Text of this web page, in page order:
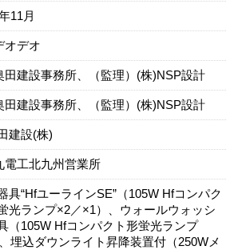
11月
オデオ
田建設事務所、（監理）(株)NSP設計
田建設事務所、（監理）(株)NSP設計
建設(株)
電工北九州営業所
具“HfユーラインSE”（105W Hfコンパク
光ランプ×2／×1）、ウォールウォッシ
（105W Hfコンパクト形蛍光ランプ
埋込ダウンライト昇降装置付（250Wメ